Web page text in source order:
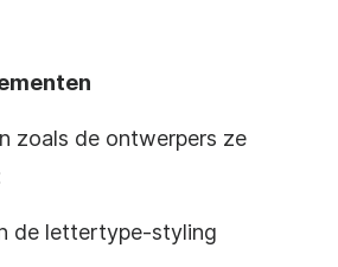
zoals de ontwerpers ze
de lettertype-styling